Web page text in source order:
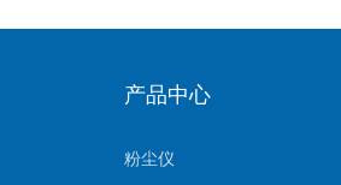
产品中心
粉尘仪